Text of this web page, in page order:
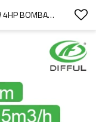
BOMBA SOLAR DIFÍCIL AC/DC 3000W 4HP BOMBA SOLAR SUMERGIBLE BOMBA SOLAR PARA RIEGO BOMBA DE AGUA SOLAR PRECIO